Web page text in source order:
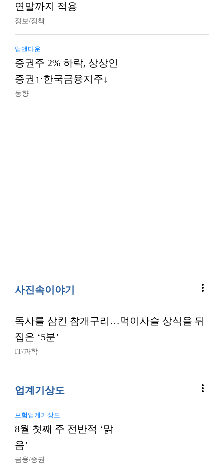
연말까지 적용
정보/정책
업앤다운
증권주 2% 하락, 상상인
증권↑·한국금융지주↓
동향
사진속이야기 more_vert
독사를 삼킨 참개구리…먹이사슬 상식을 뒤
집은 ‘5분’
IT/과학
업계기상도 more_vert
보험업계기상도
8월 첫째 주 전반적 ‘맑
음’
금융/증권